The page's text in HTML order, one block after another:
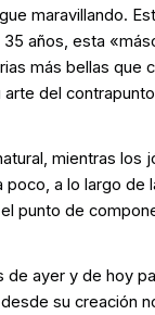
maravillando.
años, esta
más bellas que
del
mientras los
poco, a lo largo de
punto de
de ayer y de hoy
su creación